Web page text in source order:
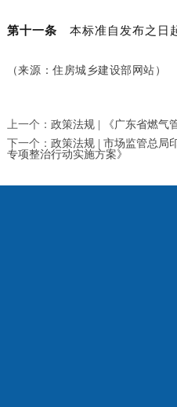
第十一条 本标准自发布之日
（来源：住房城乡建设部网站）
上一个： 政策法规 | 《广东省燃气
下一个： 政策法规 | 市场监管总局
专项整治行动实施方案》